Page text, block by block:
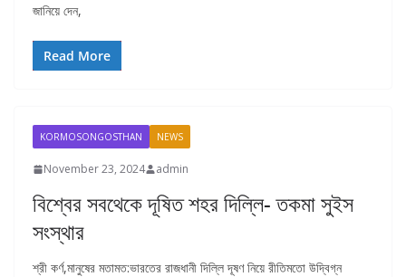
জানিয়ে দেন,
Read More
KORMOSONGOSTHAN NEWS
November 23, 2024 admin
বিশ্বের সবথেকে দূষিত শহর দিল্লি- তকমা সুইস
সংস্থার
শ্রী কর্ণ,মানুষের মতামত:ভারতের রাজধানী দিল্লি দূষণ নিয়ে রীতিমতো উদ্বিগ্ন